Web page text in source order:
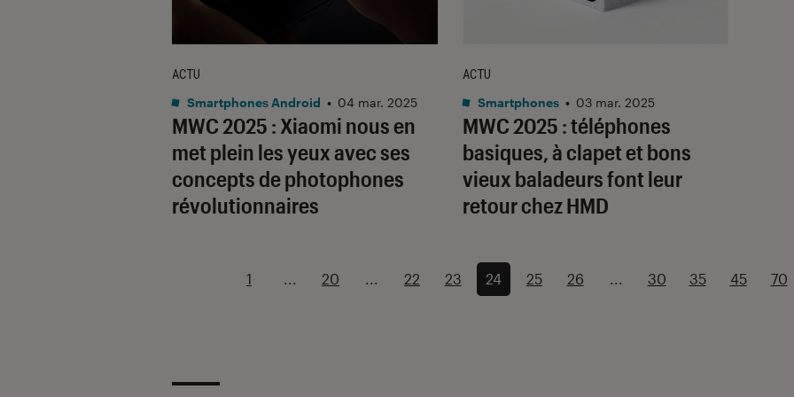
MWC 2025 : Xiaomi nous en
met plein les yeux avec ses
concepts de photophones
révolutionnaires
ACTU
Smartphones Android • 04 mar. 2025
MWC 2025 : téléphones
basiques, à clapet et bons
vieux baladeurs font leur
retour chez HMD
ACTU
Smartphones • 03 mar. 2025
1 ... 20 ... 22 23 24 25 26 ... 30 35 45 70